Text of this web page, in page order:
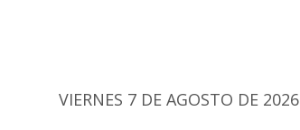
VIERNES 7 DE AGOSTO DE 2026